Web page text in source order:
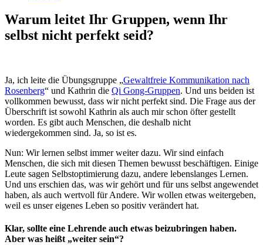
Warum leitet Ihr Gruppen, wenn Ihr
selbst nicht perfekt seid?
Ja, ich leite die Übungsgruppe „Gewaltfreie Kommunikation nach
Rosenberg“ und Kathrin die Qi Gong-Gruppen. Und uns beiden ist
vollkommen bewusst, dass wir nicht perfekt sind. Die Frage aus der
Überschrift ist sowohl Kathrin als auch mir schon öfter gestellt
worden. Es gibt auch Menschen, die deshalb nicht
wiedergekommen sind. Ja, so ist es.
Nun: Wir lernen selbst immer weiter dazu. Wir sind einfach
Menschen, die sich mit diesen Themen bewusst beschäftigen. Einige
Leute sagen Selbstoptimierung dazu, andere lebenslanges Lernen.
Und uns erschien das, was wir gehört und für uns selbst angewendet
haben, als auch wertvoll für Andere. Wir wollen etwas weitergeben,
weil es unser eigenes Leben so positiv verändert hat.
Klar, sollte eine Lehrende auch etwas beizubringen haben.
Aber was heißt „weiter sein“?